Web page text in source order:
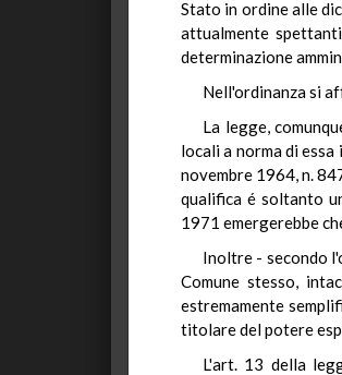
Stato in ordine alle
attualmente
determinazione
Nell'ordinanza si
La legge,
locali a norma di
novembre 1964, n.
qualifica é soltanto
1971 emergerebbe
Inoltre - secondo
Comune stesso,
estremamente
titolare del potere
L'art. 13 della